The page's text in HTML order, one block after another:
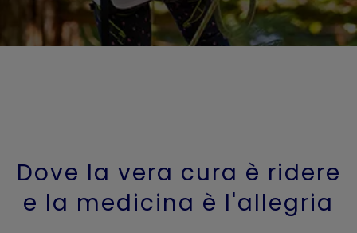
Dove la vera cura è ridere
e la medicina è l'allegria